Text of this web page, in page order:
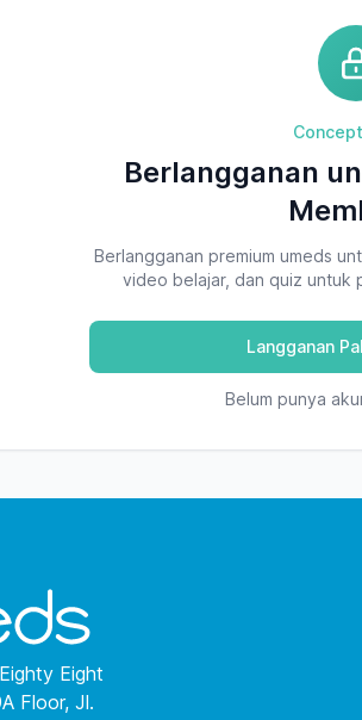
Berlangganan
Berlangganan premium umeds
video belajar, dan quiz untuk
Langganan
Belum punya
Eight
Floor, Jl.